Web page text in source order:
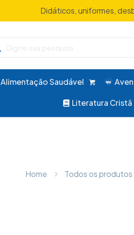
Didáticos, uniformes,
Alimentação Saudável
Literatura Cristã
Home Todos os produtos